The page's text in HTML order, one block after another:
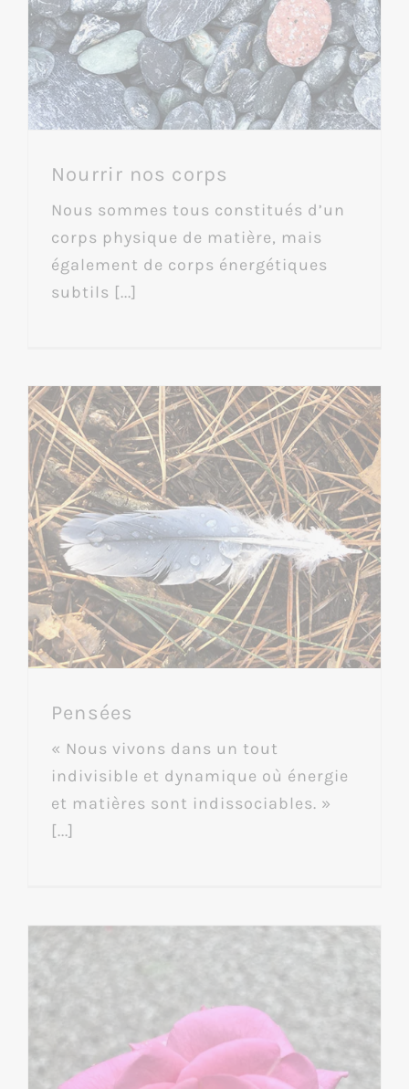
Nourrir nos corps
Nous sommes tous constitués d’un
corps physique de matière, mais
également de corps énergétiques
subtils [...]
Pensées
« Nous vivons dans un tout
indivisible et dynamique où énergie
et matières sont indissociables. »
[...]